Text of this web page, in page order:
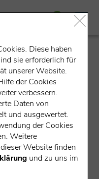
Datensatz gefunden
Diese haben
sie erforderlich für
unserer Website.
der Cookies
verbessern.
Daten von
und ausgewertet.
der Cookies
Weitere
Website finden
und zu uns im